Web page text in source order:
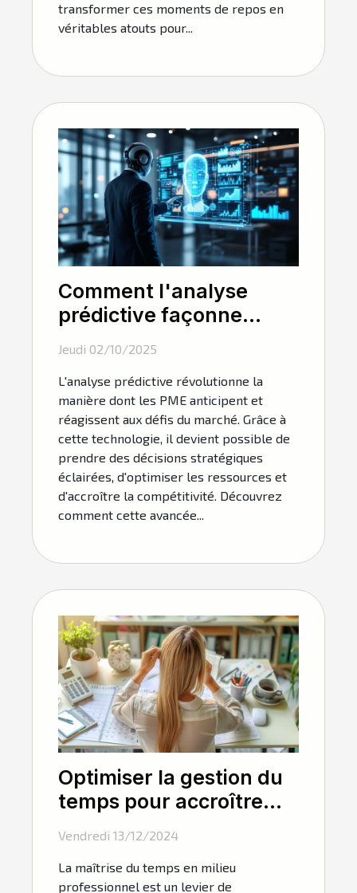
transformer ces moments de repos en
véritables atouts pour...
Comment l'analyse
prédictive façonne
Jeudi 02/10/2025
L'analyse prédictive révolutionne la
manière dont les PME anticipent et
réagissent aux défis du marché. Grâce à
cette technologie, il devient possible de
prendre des décisions stratégiques
éclairées, d'optimiser les ressources et
d'accroître la compétitivité. Découvrez
comment cette avancée...
Optimiser la gestion du
temps pour accroître
l'efficacité en entreprise
Vendredi 13/12/2024
La maîtrise du temps en milieu
professionnel est un levier de